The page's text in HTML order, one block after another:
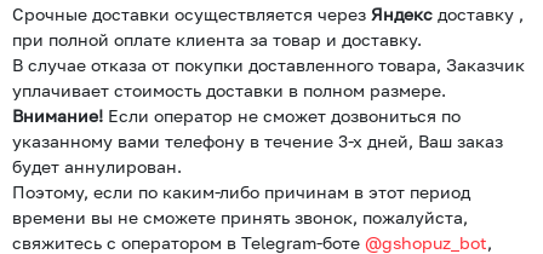
Срочные доставки осуществляется через Яндекс доставку ,
при полной оплате клиента за товар и доставку.
В случае отказа от покупки доставленного товара, Заказчик
уплачивает стоимость доставки в полном размере.
Внимание! Если оператор не сможет дозвониться по
указанному вами телефону в течение 3-х дней, Ваш заказ
будет аннулирован.
Поэтому, если по каким-либо причинам в этот период
времени вы не сможете принять звонок, пожалуйста,
свяжитесь с оператором в Telegram-боте @gshopuz_bot,